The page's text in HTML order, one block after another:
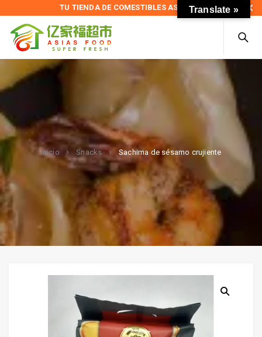
TU TIENDA DE COMESTIBLES ASIÁTICOS
Inicio Snacks Sachima de sésamo crujiente
Translate »